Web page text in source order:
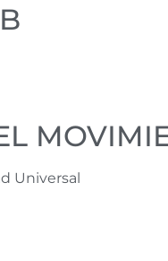
Universal